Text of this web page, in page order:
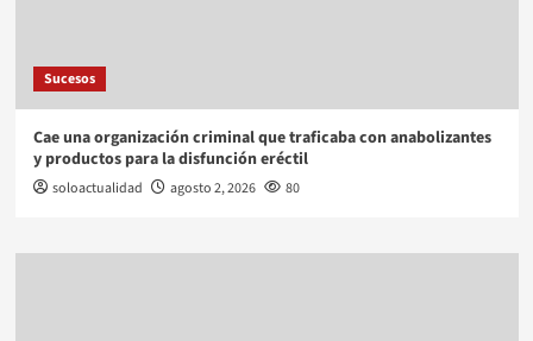
Sucesos
Cae una organización criminal que traficaba con anabolizantes
y productos para la disfunción eréctil
soloactualidad agosto 2, 2026 80